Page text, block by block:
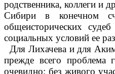
родственника, коллеги и
Сибири в конечном
общеисторических
социальных условий ее
Для Лихачева и для
прежде всего проблема
очевидно: без живого